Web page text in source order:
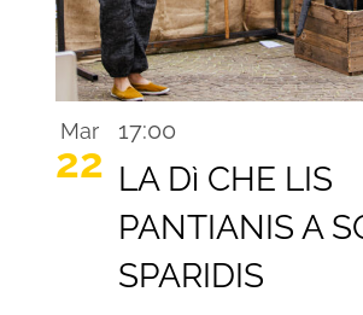
Mar
22
17:00
LA Dì CHE LIS
PANTIANIS A
SPARIDIS